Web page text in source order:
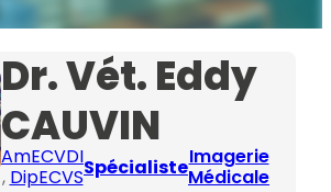
Dr. Vét. Eddy
CAUVIN
AmECVDI
, DipECVSSpécialisteImagerie
Médicale